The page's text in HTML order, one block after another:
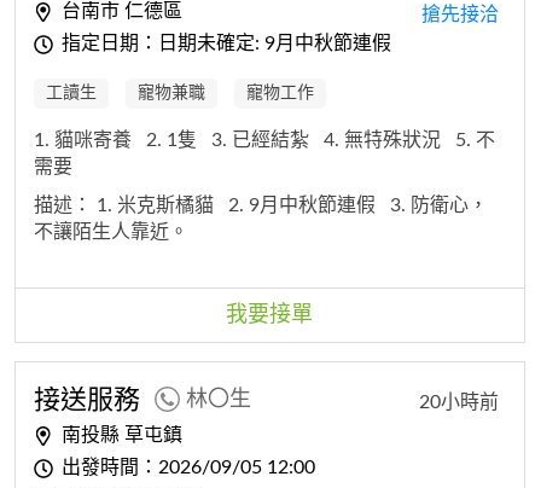
台南市 仁德區
指定日期：日期未確定: 9月中秋節連假
搶先接洽
工讀生 寵物兼職 寵物工作
1. 貓咪寄養 2. 1隻 3. 已經結紮 4. 無特殊狀況
5. 不
需要
描述： 1. 米克斯橘貓 2. 9月中秋節連假
3. 防衛心，
不讓陌生人靠近。
我要接單
接送服務 林〇生
南投縣 草屯鎮
出發時間：2026/09/05 12:00
20小時前